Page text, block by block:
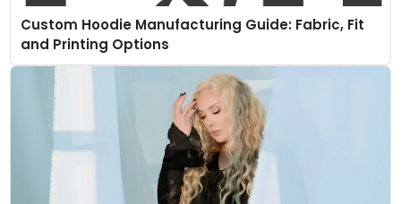
Custom Hoodie Manufacturing Guide: Fabric, Fit
and Printing Options